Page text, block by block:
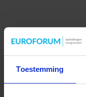
Toestemming